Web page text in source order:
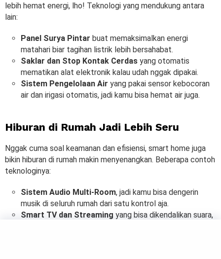
lebih hemat energi, lho! Teknologi yang mendukung antara
lain:
Panel Surya Pintar buat memaksimalkan energi
matahari biar tagihan listrik lebih bersahabat.
Saklar dan Stop Kontak Cerdas yang otomatis
mematikan alat elektronik kalau udah nggak dipakai.
Sistem Pengelolaan Air yang pakai sensor kebocoran
air dan irigasi otomatis, jadi kamu bisa hemat air juga.
Hiburan di Rumah Jadi Lebih Seru
Nggak cuma soal keamanan dan efisiensi, smart home juga
bikin hiburan di rumah makin menyenangkan. Beberapa contoh
teknologinya:
Sistem Audio Multi-Room, jadi kamu bisa dengerin
musik di seluruh rumah dari satu kontrol aja.
Smart TV dan Streaming yang bisa dikendalikan suara,